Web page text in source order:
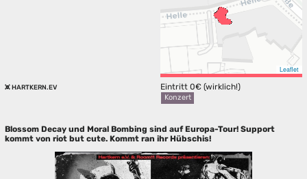
Leaflet
HARTKERN.EV Eintritt 0€ (wirklich!)
Konzert
Blossom Decay und Moral Bombing sind auf Europa-Tour! Support
kommt von riot but cute. Kommt ran ihr Hübschis!